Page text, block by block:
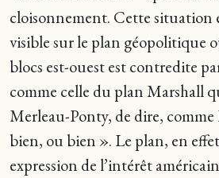
cloisonnement. Cette situation
visible sur le plan géopolitique
blocs est-ouest est contredite
comme celle du plan Marshall
Merleau-Ponty, de dire,
bien, ou bien ». Le plan, en
expression de l’intérêt